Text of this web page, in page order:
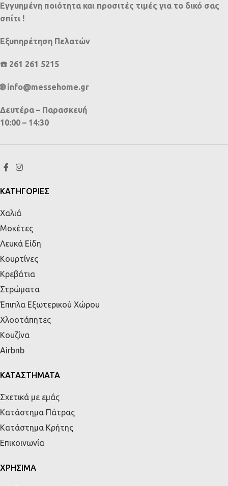
Εγγυημένη ποιότητα και προσιτές τιμές για το δικό σας
σπίτι !
Εξυπηρέτηση Πελατών
☎️ 261 261 5215
🌐 info@messehome.gr
Δευτέρα – Παρασκευή
10:00 – 14:30
ΚΑΤΗΓΟΡΙΕΣ
Χαλιά
Μοκέτες
Λευκά Είδη
Κουρτίνες
Κρεβάτια
Στρώματα
Έπιπλα Εξωτερικού Χώρου
Χλοοτάπητες
Κουζίνα
Airbnb
ΚΑΤΑΣΤΗΜΑΤΑ
Σχετικά με εμάς
Κατάστημα Πάτρας
Κατάστημα Κρήτης
Επικοινωνία
ΧΡΗΣΙΜΑ